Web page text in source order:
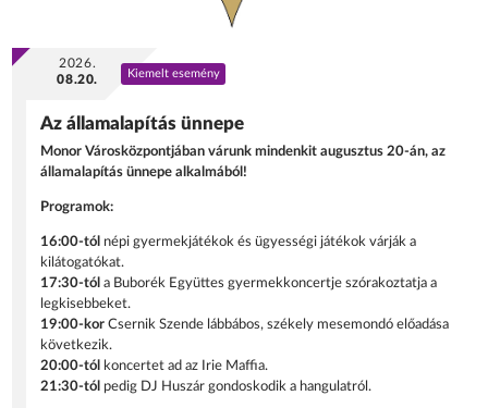
2026.
08.20.
Kiemelt esemény
Az államalapítás ünnepe
Monor Városközpontjában várunk mindenkit augusztus 20-án, az
államalapítás ünnepe alkalmából!
Programok:
16:00-tól népi gyermekjátékok és ügyességi játékok várják a
kilátogatókat.
17:30-tól a Buborék Együttes gyermekkoncertje szórakoztatja a
legkisebbeket.
19:00-korCsernik Szende lábbábos, székely mesemondó előadása
következik.
20:00-tól
koncertet ad az Irie Maffia.
21:30-tól pedig DJ Huszár gondoskodik a hangulatról.